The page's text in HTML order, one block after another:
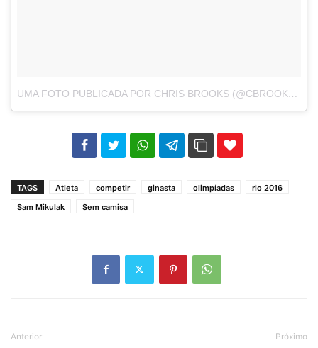
UMA FOTO PUBLICADA POR CHRIS BROOKS (@CBROOKS_GYM)
102 35
TAGS Atleta competir ginasta olimpíadas
rio 2016
Sam Mikulak
Sem camisa
Anterior Próximo